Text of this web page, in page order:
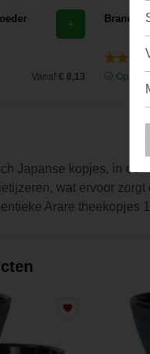
Vanaf € 8,13
Op
Japanse kopjes, in
wat ervoor
Arare theekopjes